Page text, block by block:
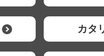
カタ